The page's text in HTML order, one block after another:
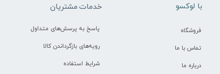
خدمات مشتریان
پاسخ به پرسش‌های متداول
رویه‌های بازگرداندن کالا
شرایط استفاده
​با لوکسو
فروشگاه
تماس با ما
درباره ما